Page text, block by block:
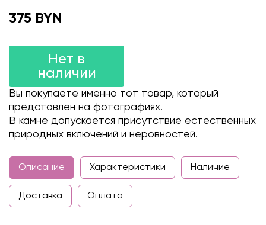
375 BYN
Нет в
наличии
Вы покупаете именно тот товар, который
представлен на фотографиях.
В камне допускается присутствие естественных
природных включений и неровностей.
Описание Характеристики Наличие
Доставка Оплата